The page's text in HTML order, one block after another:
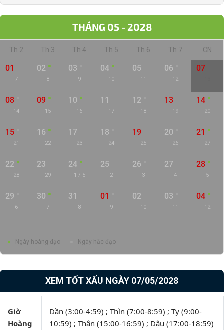
THÁNG 05 - 2028
Th 2 Th 3 Th 4 Th 5 Th 6 Th 7 CN
01
7
02
8
03
9
04
10
05
11
06
12
07
08
14
09
15
10
16
11
17
12
18
13
19
14
20
15
21
16
22
17
23
18
24
19
25
20
26
21
27
22
28
23
29
24
1 / 5
25
2
26
3
27
4
28
5
29
6
30
7
31
8
01
9
02
10
03
11
04
12
Ngày hoàng đạo Ngày hắc đạo
XEM TỐT XẤU NGÀY 07/05/2028
Giờ
Hoàng
Dần (3:00-4:59) ; Thìn (7:00-8:59) ; Tỵ (9:00-
10:59) ; Thân (15:00-16:59) ; Dậu (17:00-18:59)